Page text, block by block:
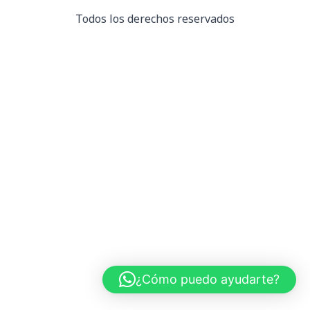
Todos los derechos reservados
¿Cómo puedo ayudarte?